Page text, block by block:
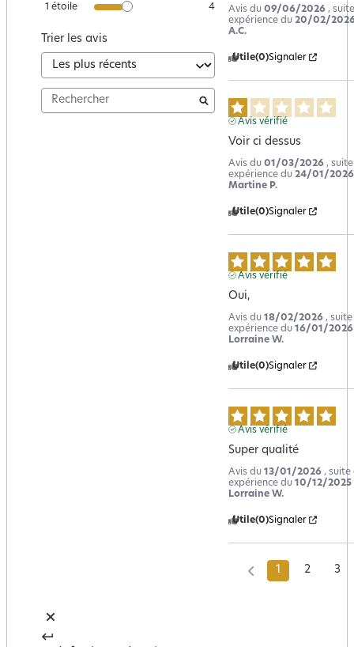
1 étoile 4
Trier les avis
Avis du 09/06/2026 ,
expérience du 20/02/
A.C.
Utile(0)Signaler
Avis vérifié
Voir ci dessus
Avis du 01/03/2026 ,
expérience du 24/01/2026
Martine P.
Utile(0)Signaler
Avis vérifié
Oui,
Avis du 18/02/2026 , suite
expérience du 16/01/2026
Lorraine W.
Utile(0)Signaler
Avis vérifié
Super qualité
Avis du 13/01/2026 , suite
expérience du 10/12/2025
Lorraine W.
Utile(0)Signaler
1 2 3